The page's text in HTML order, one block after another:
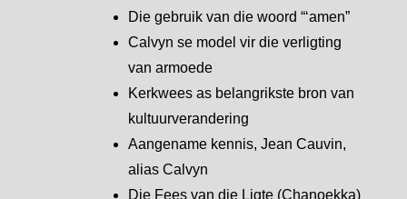
Die gebruik van die woord “‘amen”
Calvyn se model vir die verligting
van armoede
Kerkwees as belangrikste bron van
kultuurverandering
Aangename kennis, Jean Cauvin,
alias Calvyn
Die Fees van die Ligte (Chanoekka)